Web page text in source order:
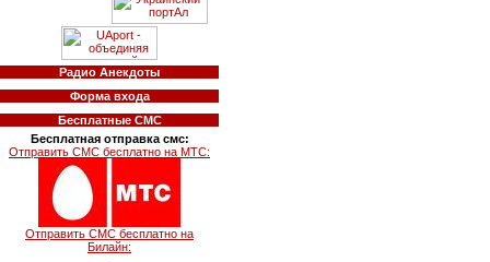
Радио Анекдоты
Форма входа
Бесплатные СМС
Бесплатная отправка смс:
Отправить СМС бесплатно на МТС:
Отправить СМС бесплатно на
Билайн: